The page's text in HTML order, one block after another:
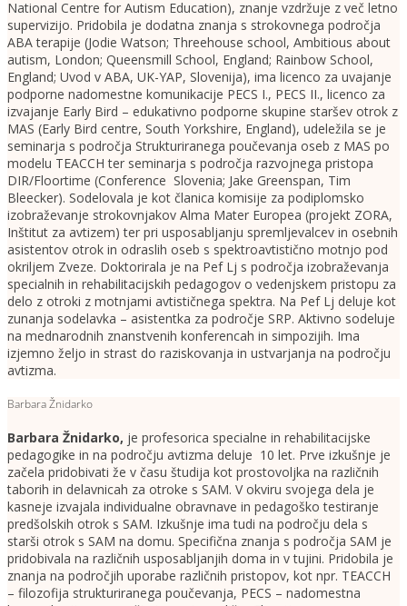
National Centre for Autism Education), znanje vzdržuje z več letno
supervizijo. Pridobila je dodatna znanja s strokovnega področja
ABA terapije (Jodie Watson; Threehouse school, Ambitious about
autism, London; Queensmill School, England; Rainbow School,
England; Uvod v ABA, UK-YAP, Slovenija), ima licenco za uvajanje
podporne nadomestne komunikacije PECS I., PECS II., licenco za
izvajanje Early Bird – edukativno podporne skupine staršev otrok z
MAS (Early Bird centre, South Yorkshire, England), udeležila se je
seminarja s področja Strukturiranega poučevanja oseb z MAS po
modelu TEACCH ter seminarja s področja razvojnega pristopa
DIR/Floortime (Conference Slovenia; Jake Greenspan, Tim
Bleecker). Sodelovala je kot članica komisije za podiplomsko
izobraževanje strokovnjakov Alma Mater Europea (projekt ZORA,
Inštitut za avtizem) ter pri usposabljanju spremljevalcev in osebnih
asistentov otrok in odraslih oseb s spektroavtistično motnjo pod
okriljem Zveze. Doktorirala je na Pef Lj s področja izobraževanja
specialnih in rehabilitacijskih pedagogov o vedenjskem pristopu za
delo z otroki z motnjami avtističnega spektra. Na Pef Lj deluje kot
zunanja sodelavka – asistentka za področje SRP. Aktivno sodeluje
na mednarodnih znanstvenih konferencah in simpozijih. Ima
izjemno željo in strast do raziskovanja in ustvarjanja na področju
avtizma.
Barbara Žnidarko
Barbara Žnidarko, je profesorica specialne in rehabilitacijske
pedagogike in na področju avtizma deluje 10 let. Prve izkušnje je
začela pridobivati že v času študija kot prostovoljka na različnih
taborih in delavnicah za otroke s SAM. V okviru svojega dela je
kasneje izvajala individualne obravnave in pedagoško testiranje
predšolskih otrok s SAM. Izkušnje ima tudi na področju dela s
starši otrok s SAM na domu. Specifična znanja s področja SAM je
pridobivala na različnih usposabljanjih doma in v tujini. Pridobila je
znanja na področjih uporabe različnih pristopov, kot npr. TEACCH
– filozofija strukturiranega poučevanja, PECS – nadomestna